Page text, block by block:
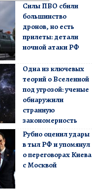
Силы ПВО сбили
большинство
дронов, но есть
прилеты: детали
ночной атаки РФ
Одна из ключевых
теорий о Вселенной
под угрозой: ученые
обнаружили
странную
закономерность
Рубио оценил удары
в тыл РФ и упомянул
о переговорах Киева
с Москвой